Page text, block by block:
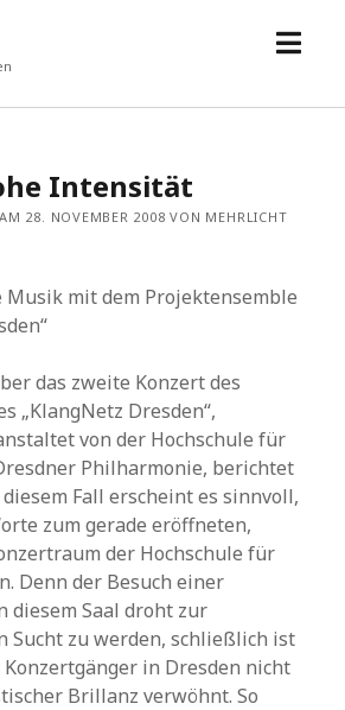
Menü
Intensität
28. NOVEMBER 2008 VON MEHRLICHT
Musik mit dem Projektensemble
das zweite Konzert des
„KlangNetz Dresden“,
von der Hochschule für
Philharmonie, berichtet
Fall erscheint es sinnvoll,
zum gerade eröffneten,
der Hochschule für
Denn der Besuch einer
diesem Saal droht zur
Sucht zu werden, schließlich ist
in Dresden nicht
Brillanz verwöhnt. So